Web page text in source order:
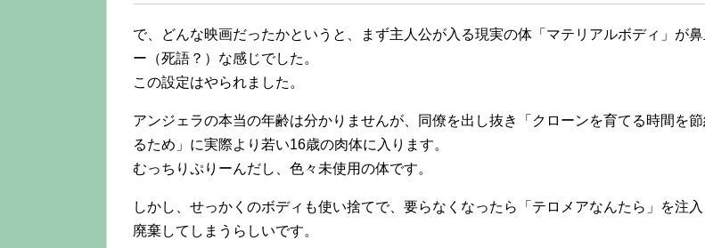
で、どんな映画だったかというと、まず主人公が入る現実の体「マテリアルボディ」が
ー（死語？）な感じでした。
この設定はやられました。
アンジェラの本当の年齢は分かりませんが、同僚を出し抜き「クローンを育てる時間を
るため」に実際より若い16歳の肉体に入ります。
むっちりぷりーんだし、色々未使用の体です。
しかし、せっかくのボディも使い捨てで、要らなくなったら「テロメアなんたら」を注入
廃棄してしまうらしいです。